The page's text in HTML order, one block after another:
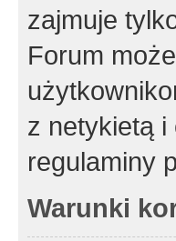
zajmuje
Forum
z netykietą
regulaminy
Warunki